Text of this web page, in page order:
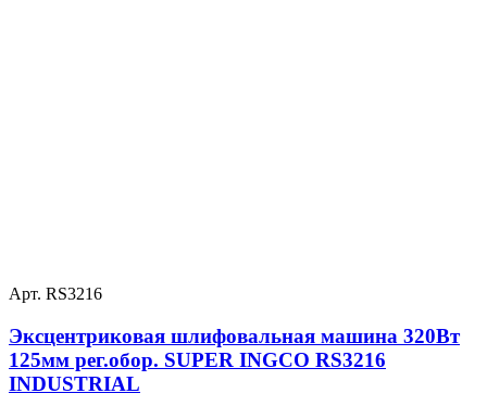
Арт. RS3216
Эксцентриковая шлифовальная машина 320Вт
125мм рег.обор. SUPER INGCO RS3216
INDUSTRIAL